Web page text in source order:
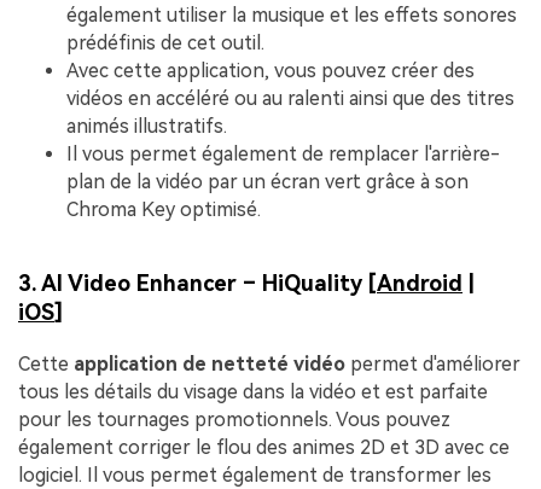
également utiliser la musique et les effets sonores
prédéfinis de cet outil.
Avec cette application, vous pouvez créer des
vidéos en accéléré ou au ralenti ainsi que des titres
animés illustratifs.
Il vous permet également de remplacer l'arrière-
plan de la vidéo par un écran vert grâce à son
Chroma Key optimisé.
3. AI Video Enhancer – HiQuality [Android
iOS]
Cette application de netteté vidéo permet d'améliorer
tous les détails du visage dans la vidéo et est parfaite
pour les tournages promotionnels. Vous pouvez
également corriger le flou des animes 2D et 3D avec ce
logiciel. Il vous permet également de transformer les